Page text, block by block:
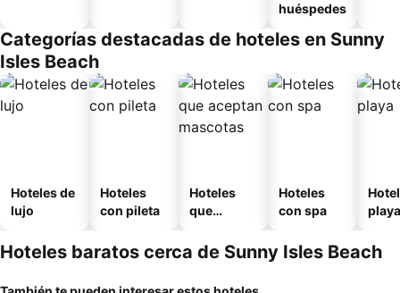
huéspedes
Categorías destacadas de hoteles en Sunny
Isles Beach
Hoteles de
lujo
Hoteles
con pileta
Hoteles
que
mascotas
Hoteles
con spa
playa
Hoteles baratos cerca de Sunny Isles Beach